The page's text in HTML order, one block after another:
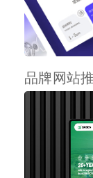
品牌网站